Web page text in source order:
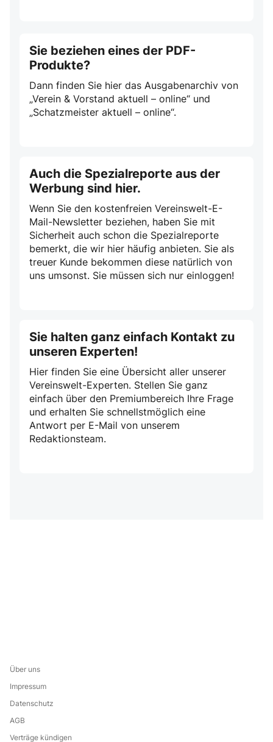
Sie beziehen eines der PDF-
Produkte?
Dann finden Sie hier das Ausgabenarchiv von
„Verein & Vorstand aktuell – online“ und
„Schatzmeister aktuell – online“.
Auch die Spezialreporte aus der
Werbung sind hier.
Wenn Sie den kostenfreien Vereinswelt-E-
Mail-Newsletter beziehen, haben Sie mit
Sicherheit auch schon die Spezialreporte
bemerkt, die wir hier häufig anbieten. Sie als
treuer Kunde bekommen diese natürlich von
uns umsonst. Sie müssen sich nur einloggen!
Sie halten ganz einfach Kontakt zu
unseren Experten!
Hier finden Sie eine Übersicht aller unserer
Vereinswelt-Experten. Stellen Sie ganz
einfach über den Premiumbereich Ihre Frage
und erhalten Sie schnellstmöglich eine
Antwort per E-Mail von unserem
Redaktionsteam.
Über uns
Impressum
Datenschutz
AGB
Verträge kündigen